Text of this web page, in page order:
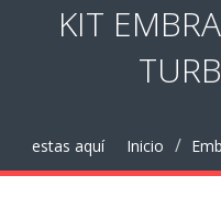
KIT
estas aquí Inicio